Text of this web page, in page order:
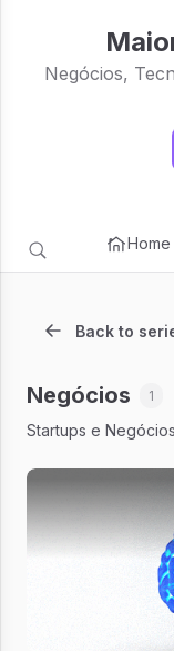
Negócios,
Home
Back to
Negócios 1
Startups e